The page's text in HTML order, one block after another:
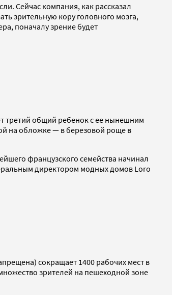
Сейчас компания, как рассказал
зрительную кору головного мозга,
поначалу зрение будет
третий общий ребенок с ее нынешним
на обложке — в березовой роще в
французского семейства начинал
директором модных домов Loro
сокращает 1400 рабочих мест в
зрителей на пешеходной зоне